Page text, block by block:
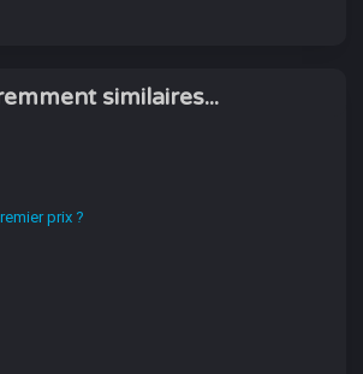
similaires...
prix ?